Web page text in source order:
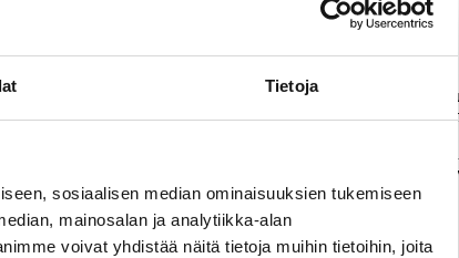
Tietoja
sosiaalisen median ominaisuuksien tukemiseen
mainosalan ja analytiikka-alan
voivat yhdistää näitä tietoja muihin tietoihin, joita
opettajana sekä valtakunnallisen
Sciences) alan järjestön puheenjohtajana. Vaalitutkijana
on osallistunut laaja-alaisesti tieteelliseen vertaisarviointiin
Hänellä on vahvaa näyttöä tiedeviestinnästä mm. YLE:n